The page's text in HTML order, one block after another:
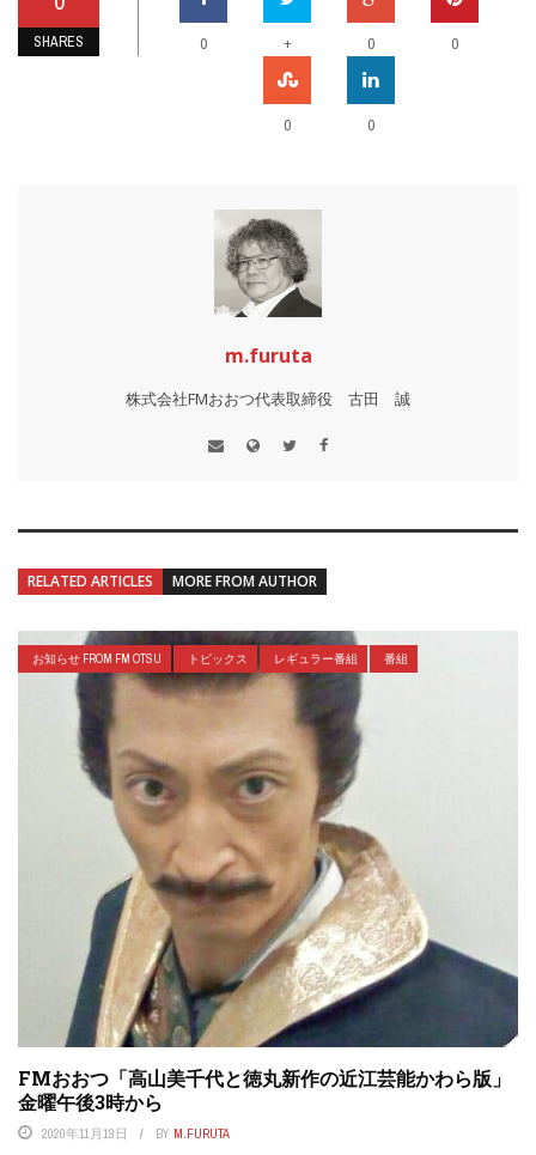
SHARES 0 + 0 0
0 0
m.furuta
株式会社FMおおつ代表取締役 古田 誠
RELATED ARTICLES MORE FROM AUTHOR
お知らせ FROM FM OTSU トピックス レギュラー番組 番組
FMおおつ「高山美千代と徳丸新作の近江芸能かわら版」
金曜午後3時から
2020年11月19日 BY M.FURUTA